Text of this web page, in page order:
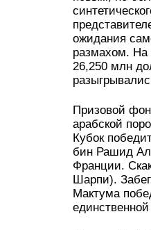
ожидания
размахом. На
26,250 млн
Призовой
арабской
Кубок
бин Рашид
Франции.
Шарпи).
Мактума